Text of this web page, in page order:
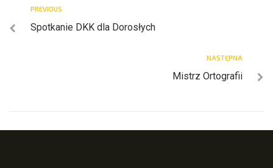
PREVIOUS
Spotkanie DKK dla Dorosłych
NASTĘPNA
Mistrz Ortografii